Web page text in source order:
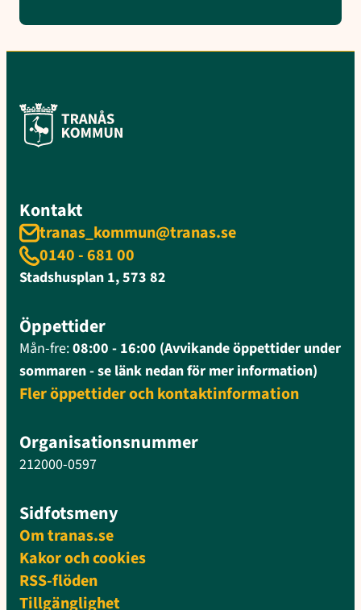
Kontakt
tranas_kommun@tranas.se
0140 - 681 00
Stadshusplan 1, 573 82
Öppettider
Mån-fre:08:00 - 16:00 (Avvikande öppettider under
sommaren - se länk nedan för mer information)
Fler öppettider och kontaktinformation
Organisationsnummer
212000-0597
Sidfotsmeny
Om tranas.se
Kakor och cookies
RSS-flöden
Tillgänglighet